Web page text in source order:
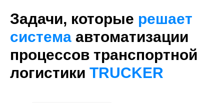
Задачи, которые решает
система автоматизации
процессов транспортной
логистики TRUCKER